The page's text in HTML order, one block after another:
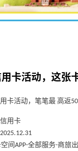
卡活动，这张
卡活动，笔笔最 高返
用卡
间APP-全部服务-商旅